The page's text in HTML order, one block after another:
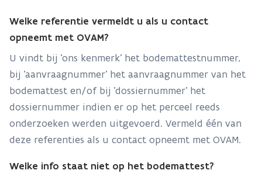
Welke referentie vermeldt u als u contact
opneemt met OVAM?
U vindt bij ‘ons kenmerk’ het bodemattestnummer,
bij 'aanvraagnummer' het aanvraagnummer van het
bodemattest en/of bij 'dossiernummer' het
dossiernummer indien er op het perceel reeds
onderzoeken werden uitgevoerd. Vermeld één van
deze referenties als u contact opneemt met OVAM.
Welke info staat niet op het bodemattest?